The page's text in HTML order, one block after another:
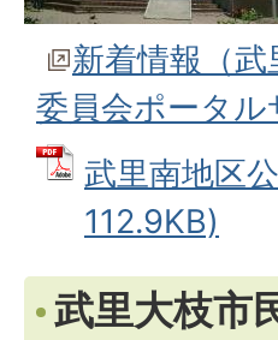
新着情報（
委員会ポータル
武里南地区
112.9KB)
武里大枝市